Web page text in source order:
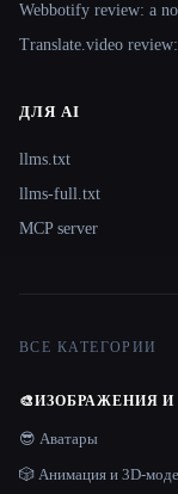
Webbotify review: a
Translate.video
ДЛЯ AI
llms.txt
llms-full.txt
MCP server
ВСЕ КАТЕГОРИИ
🎨ИЗОБРАЖЕНИЯ И
😎 Аватары
🎲 Анимация и 3D-